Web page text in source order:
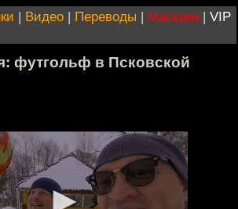
| Видео | Переводы | Магазин | VIP
футгольф в Псковской